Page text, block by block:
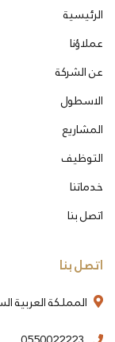
الرئيسية
عملاؤنا
عن الشركة
الاسطول
المشاريع
التوظيف
خدماتنا
اتصل بنا
اتصل بنا
المملكة العربية